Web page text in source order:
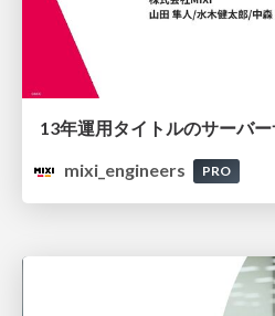
mixi_engineers
PRO